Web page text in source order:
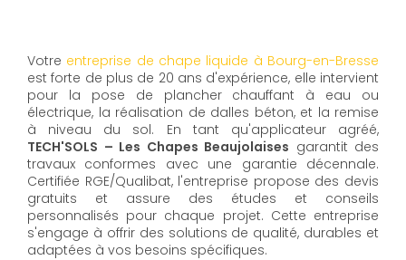
Votre entreprise de chape liquide à Bourg-en-Bresse
est forte de plus de 20 ans d'expérience, elle intervient
pour la pose de plancher chauffant à eau ou
électrique, la réalisation de dalles béton, et la remise
à niveau du sol. En tant qu'applicateur agréé,
TECH'SOLS – Les Chapes Beaujolaises garantit des
travaux conformes avec une garantie décennale.
Certifiée RGE/Qualibat, l'entreprise propose des devis
gratuits et assure des études et conseils
personnalisés pour chaque projet. Cette entreprise
s'engage à offrir des solutions de qualité, durables et
adaptées à vos besoins spécifiques.